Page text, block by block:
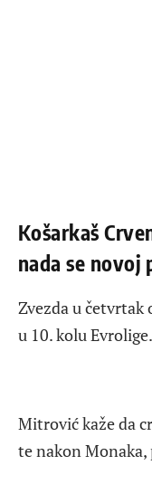
Košarkaš
nada se novoj
Zvezda u četvrtak
u 10. kolu Evrolige.
Mitrović kaže da
te nakon Monaka,